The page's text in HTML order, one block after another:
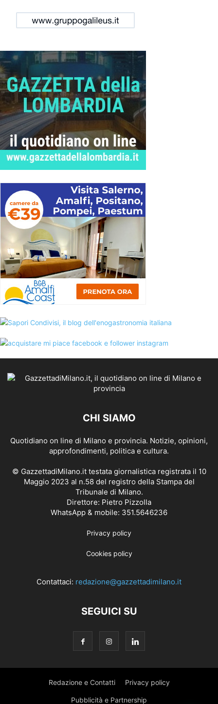
CHI SIAMO
Quotidiano on line di Milano e provincia. Notizie, opinioni,
approfondimenti, politica e cultura.
© GazzettadiMilano.it testata giornalistica registrata il 10
Maggio 2023 al n.58 del registro della Stampa del
Tribunale di Milano.
Direttore: Pietro Pizzolla
WhatsApp & mobile: 351.5646236
Privacy policy
Cookies policy
Contattaci: redazione@gazzettadimilano.it
SEGUICI SU
Redazione e Contatti Privacy policy
Pubblicità e Partnership